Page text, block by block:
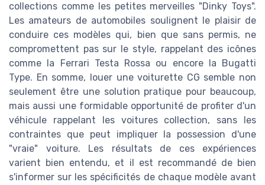
collections comme les petites merveilles "Dinky Toys".
Les amateurs de automobiles soulignent le plaisir de
conduire ces modèles qui, bien que sans permis, ne
compromettent pas sur le style, rappelant des icônes
comme la Ferrari Testa Rossa ou encore la Bugatti
Type. En somme, louer une voiturette CG semble non
seulement être une solution pratique pour beaucoup,
mais aussi une formidable opportunité de profiter d'un
véhicule rappelant les voitures collection, sans les
contraintes que peut impliquer la possession d'une
"vraie" voiture. Les résultats de ces expériences
varient bien entendu, et il est recommandé de bien
s'informer sur les spécificités de chaque modèle avant